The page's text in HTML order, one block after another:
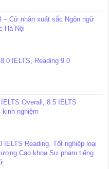
– Cử nhân xuất sắc Ngôn ngữ
Hà Nội
IELTS, Reading 9.0
Overall, 8.5 IELTS
kinh nghiệm
IELTS Reading. Tốt nghiệp loại
Cao khoa Sư phạm tiếng